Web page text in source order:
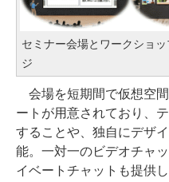
セミナー会場とワークショ
ジ
会場を短期間で仮想空
ートが用意されており、
することや、独自にデザ
能。一対一のビデオチャ
イベートチャットも提供